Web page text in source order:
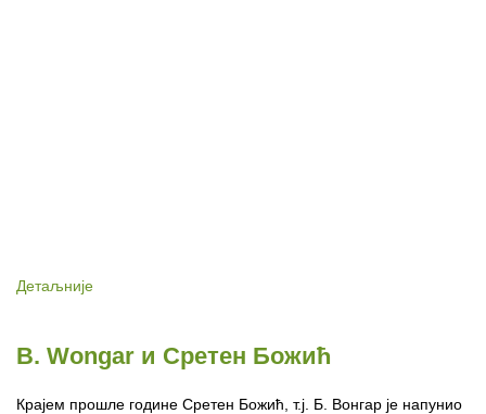
Детаљније
B. Wongar и Сретен Божић
Крајем прошле године Сретен Божић, т.ј. Б. Вонгар је напунио